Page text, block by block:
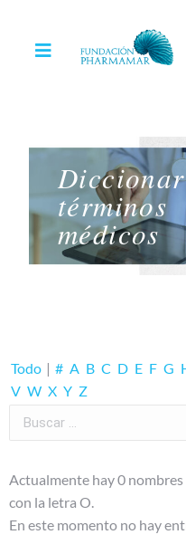
términos
médicos
Todo | # A B C D E F G
V W X Y Z
Actualmente hay 0
con la letra O.
En este momento no hay